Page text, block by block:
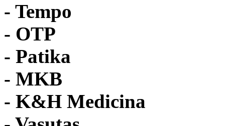
- Tempo
- OTP
- Patika
- MKB
- K&H Medicina